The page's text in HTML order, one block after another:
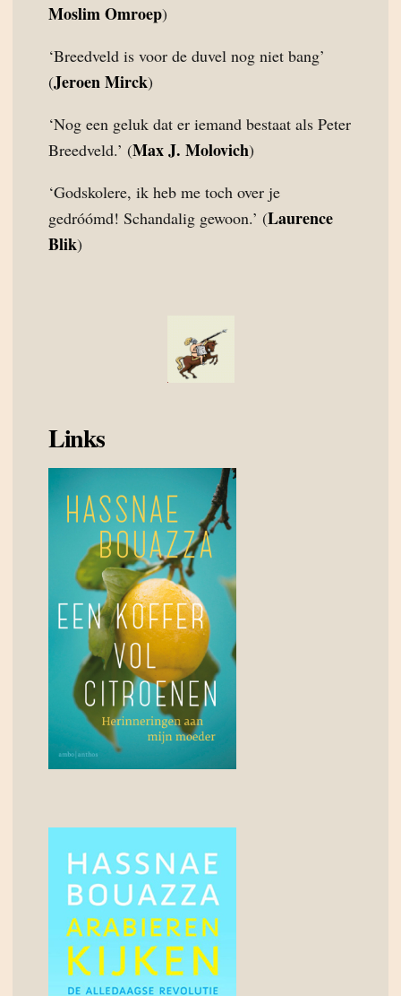
Moslim Omroep)
‘Breedveld is voor de duvel nog niet bang’
(Jeroen Mirck)
‘Nog een geluk dat er iemand bestaat als Peter
Breedveld.’ (Max J. Molovich)
‘Godskolere, ik heb me toch over je
gedróómd! Schandalig gewoon.’ (Laurence
Blik)
Links